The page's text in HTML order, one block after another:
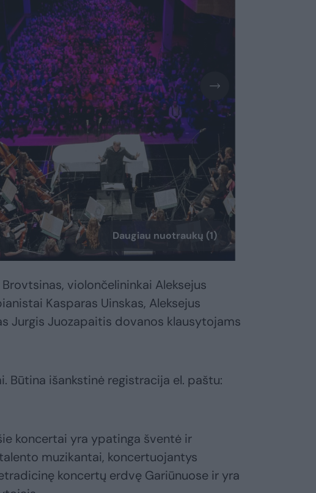
Daugiau nuotraukų (1)
violončelininkai Aleksejus
Kasparas Uinskas, Aleksejus
Jurgis Juozapaitis dovanos klausytojams
Būtina išankstinė registracija el. paštu:
koncertai yra ypatinga šventė ir
muzikantai, koncertuojantys
koncertų erdvę Gariūnuose ir yra